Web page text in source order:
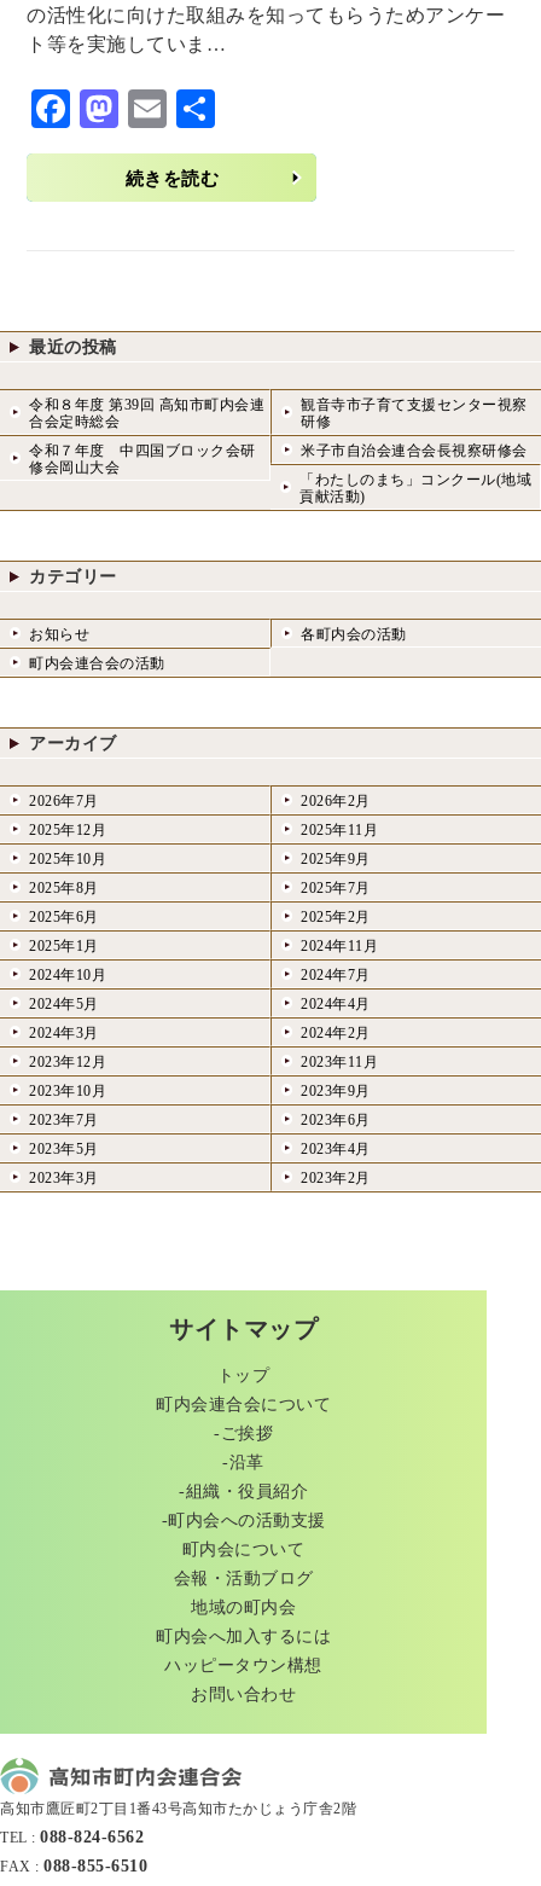
の活性化に向けた取組みを知ってもらうためアンケー
ト等を実施していま…
F
ac
M
as
to
E
m
ai
有
続きを読む
最近の投稿
令和８年度 第39回 高知市町内会連
合会定時総会
観音寺市子育て支援センター視察
研修
令和７年度 中四国ブロック会研
修会岡山大会
米子市自治会連合会長視察研修会
「わたしのまち」コンクール(地域
貢献活動)
カテゴリー
お知らせ
各町内会の活動
町内会連合会の活動
アーカイブ
2026年7月
2026年2月
2025年12月
2025年11月
2025年10月
2025年9月
2025年8月
2025年7月
2025年6月
2025年2月
2025年1月
2024年11月
2024年10月
2024年7月
2024年5月
2024年4月
2024年3月
2024年2月
2023年12月
2023年11月
2023年10月
2023年9月
2023年7月
2023年6月
2023年5月
2023年4月
2023年3月
2023年2月
サイトマップ
トップ
町内会連合会について
-ご挨拶
-沿革
-組織・役員紹介
-町内会への活動支援
町内会について
会報・活動ブログ
地域の町内会
町内会へ加入するには
ハッピータウン構想
お問い合わせ
高知市鷹匠町2丁目1番43号高知市たかじょう庁舎2階
TEL : 088-824-6562
FAX : 088-855-6510